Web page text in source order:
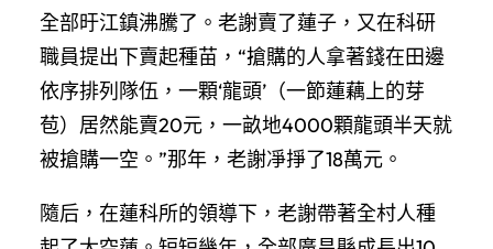
全部旴江鎮沸騰了。老謝賣了蓮子，又在科研
職員提出下賣起種苗，“搶購的人拿著錢在田邊
依序排列隊伍，一顆‘龍頭’（一節蓮藕上的芽
苞）居然能賣20元，一畝地4000顆龍頭半天就
被搶購一空。”那年，老謝凈掙了18萬元。
隨后，在蓮科所的領導下，老謝帶著全村人種